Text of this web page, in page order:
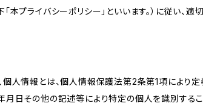
本プライバシーポリシー」といいます。）に従い、
個人情報とは、個人情報保護法第2条第1項により
月日その他の記述等により特定の個人を識別する